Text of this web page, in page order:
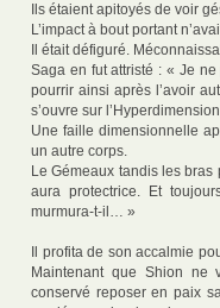
Ils étaient apitoyés de voir
L’impact à bout portant
Il était défiguré.
Saga en fut attristé : « Je
pourrir ainsi après l’avoir
s’ouvre sur
Une faille dimensionnelle
un autre corps.
Le Gémeaux tandis les bras
aura protectrice. Et
murmura-t-il… »
Il profita de son accalmie
Maintenant que Shion ne
conservé reposer en paix